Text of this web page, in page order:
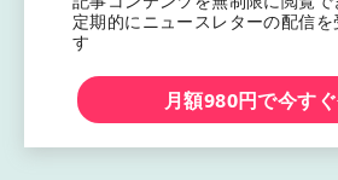
定期的にニュースレターの配信
す
月額980円で今す